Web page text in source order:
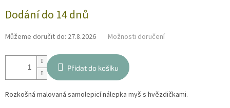
cena:
Dodání do 14 dnů
Můžeme doručit do: 27.8.2026 Možnosti doručení
Přidat do košíku
Rozkošná malovaná samolepicí nálepka myš s hvězdičkami.